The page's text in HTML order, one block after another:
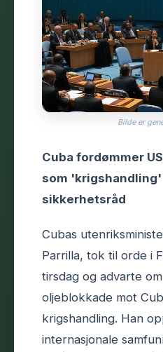
Bilde er
Cuba fordømmer
som 'krigshandling'
sikkerhetsråd
Cubas
Parrilla, tok til orde i
tirsdag og advarte
oljeblokkade mot
krigshandling. Han
internasjonale